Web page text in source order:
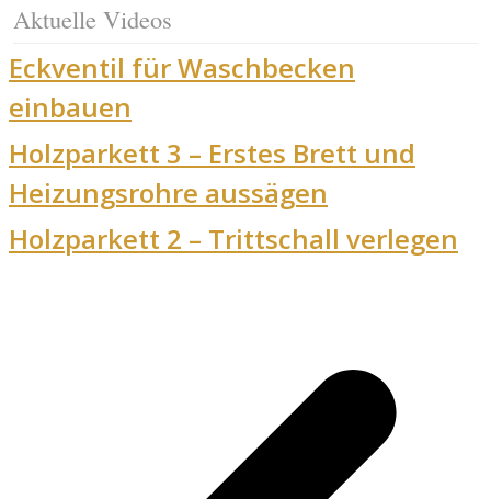
Aktuelle Videos
Eckventil für Waschbecken
einbauen
Holzparkett 3 – Erstes Brett und
Heizungsrohre aussägen
Holzparkett 2 – Trittschall verlegen